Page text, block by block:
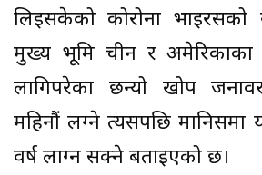
लिइसकेको कोरोना भाइरसको
मुख्य भूमि चीन र अमेरिकाका
लागिपरेका छन्यो खोप
महिनौं लग्ने त्यसपछि मानिसमा
वर्ष लाग्न सक्ने बताइएको छ।